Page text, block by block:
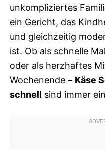
unkompliziertes
ein Gericht, das
und gleichzeitig
ist. Ob als schnelle
oder als herzhaftes
Wochenende – Käse
schnell sind immer